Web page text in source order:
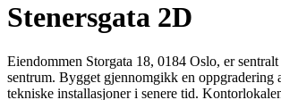
Stenersgata 2D
Eiendommen Storgata 18, 0184 Oslo, er
sentrum. Bygget gjennomgikk en oppgradering
tekniske installasjoner i senere tid.